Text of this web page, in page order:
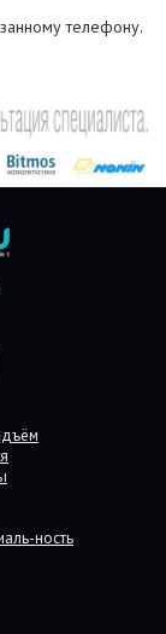
телефону.
ность